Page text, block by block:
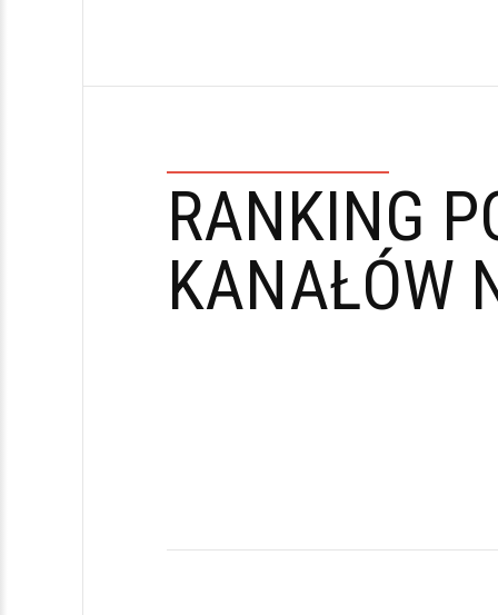
RANKING
KANAŁÓW